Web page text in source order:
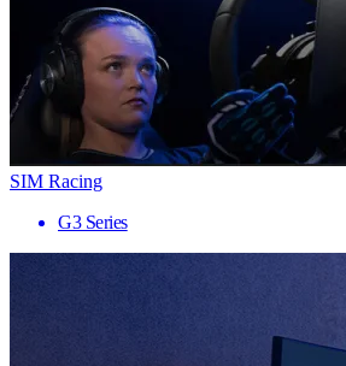
SIM Racing
G3 Series